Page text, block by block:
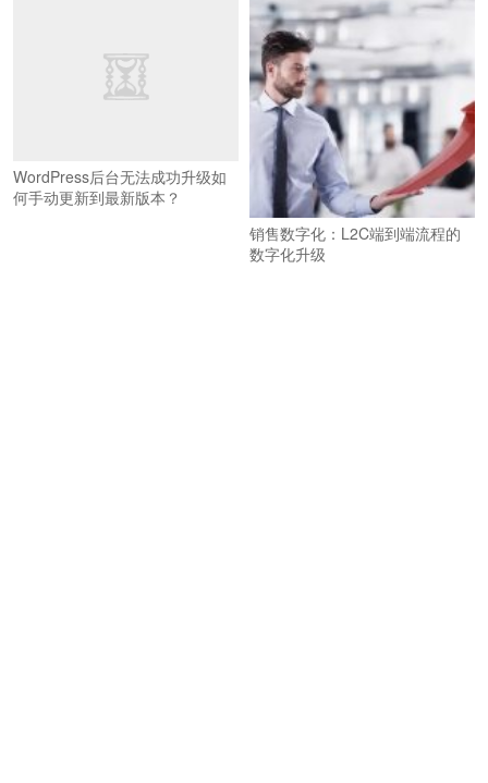
WordPress后台无法成功升级如
何手动更新到最新版本？
销售数字化：L2C端到端流程的
数字化升级